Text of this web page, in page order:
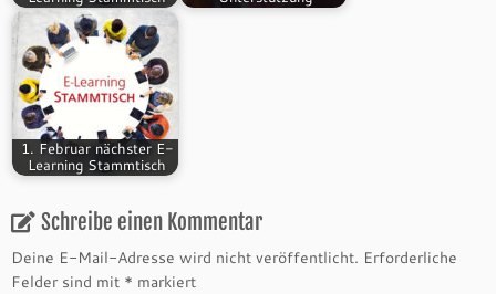
1. Februar nächster E-
Learning Stammtisch
Schreibe einen Kommentar
Deine E-Mail-Adresse wird nicht veröffentlicht. Erforderliche
Felder sind mit * markiert